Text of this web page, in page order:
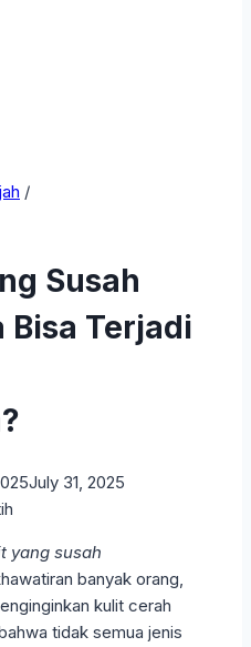
/
Susah
Bisa Terjadi
July 31, 2025
yang susah
banyak orang,
kulit cerah
tidak semua jenis